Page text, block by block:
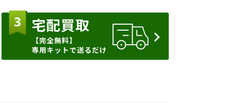
宅配買取
【完全無料】
専用キットで送るだけ